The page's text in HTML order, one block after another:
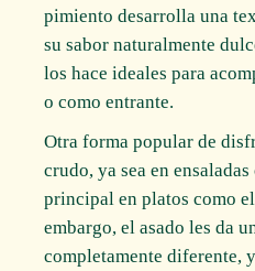
pimiento desarrolla una
su sabor naturalmente
los hace ideales para
o como entrante.
Otra forma popular de
crudo, ya sea en
principal en platos como
embargo, el asado les da
completamente diferente,